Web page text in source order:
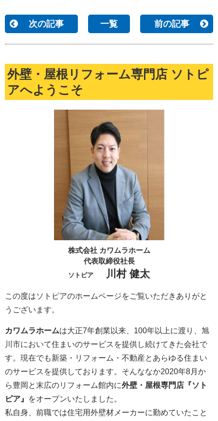
次の記事 一覧 前の記事
外壁・屋根リフォーム専門店 ソトピ
アへようこそ
株式会社 カワムラホーム
代表取締役社長
ソトピア 川村 健太
この度はソトピアのホームページをご覧いただきありがと
うございます。
カワムラホームは大正7年創業以来、100年以上に渡り、旭
川市において住まいのサービスを提供し続けてきた会社で
す。現在でも新築・リフォーム・不動産とあらゆる住まい
のサービスを提供しております。そんななか2020年8月か
ら豊岡と末広のリフォーム館内に外壁・屋根専門店『ソト
ピア』
をオープンいたしました。
私自身、前職では住宅用外壁材メーカーに勤めていたこと